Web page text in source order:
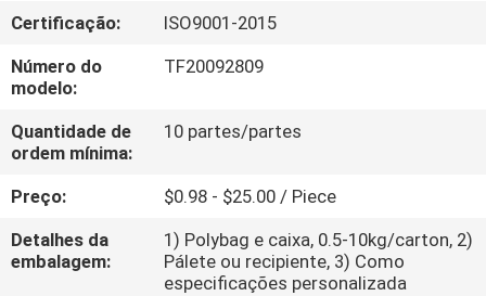
VISITA
À
FÁBRICA
CONTROLE
DE
QUALIDADE
Certificação:
ISO9001-2015
Número do
modelo:
TF20092809
Quantidade de
ordem mínima:
10 partes/partes
Preço:
$0.98 - $25.00 / Piece
Detalhes da
embalagem:
1) Polybag e caixa, 0.5-10kg/carton, 2)
Pálete ou recipiente, 3) Como
especificações personalizada